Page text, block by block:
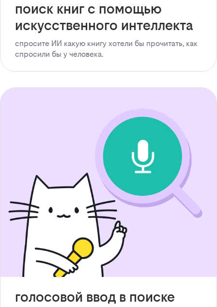
поиск книг с помощью
искусственного интеллекта
спросите ИИ какую книгу хотели бы прочитать, как
спросили бы у человека.
голосовой ввод в поиске